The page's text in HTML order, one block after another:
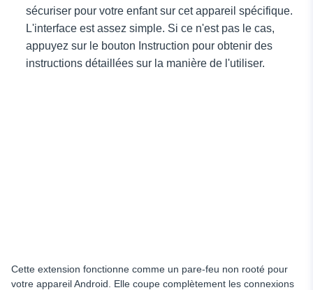
sécuriser pour votre enfant sur cet appareil spécifique.
L'interface est assez simple. Si ce n'est pas le cas,
appuyez sur le bouton Instruction pour obtenir des
instructions détaillées sur la manière de l'utiliser.
Cette extension fonctionne comme un pare-feu non rooté pour
votre appareil Android. Elle coupe complètement les connexions